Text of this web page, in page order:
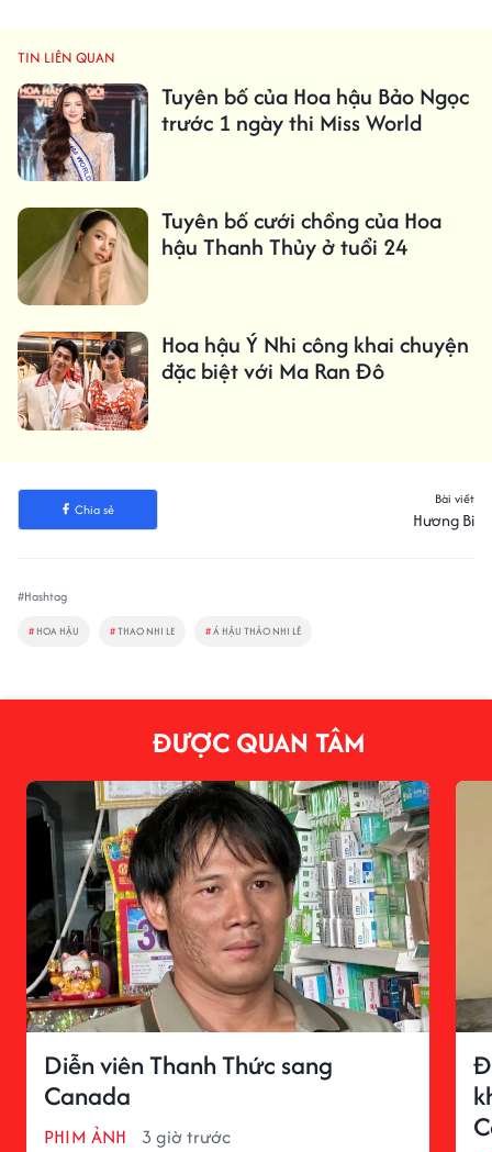
TIN LIÊN QUAN
Tuyên bố của Hoa hậu Bảo Ngọc
trước 1 ngày thi Miss World
Tuyên bố cưới chồng của Hoa
hậu Thanh Thủy ở tuổi 24
Hoa hậu Ý Nhi công khai chuyện
đặc biệt với Ma Ran Đô
Chia sẻ
Bài viết
Hương Bi
#Hashtag
# HOA HẬU #THAO NHI LE #Á HẬU THẢO NHI LÊ
ĐƯỢC QUAN TÂM
Diễn viên Thanh Thức sang
Canada
PHIM ẢNH 3 giờ trước